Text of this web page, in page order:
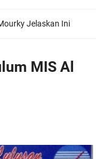
Jelaskan Ini
MIS Al